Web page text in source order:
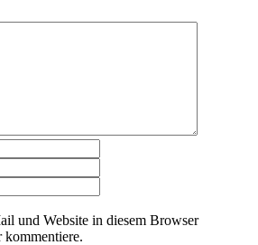
und Website in diesem Browser
kommentiere.